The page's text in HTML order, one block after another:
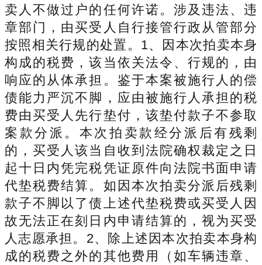
卖人不做过户的任何许诺。涉及违法、违
章部门，由买受人自行接管行政从管部分
按照相关行规的处置。1、因本次拍卖本身
构成的税费，该当依关法令、行规的，由
响应的从体承担。鉴于本案被施行人的偿
债能力严沉不脚，应由被施行人承担的税
费由买受人先行垫付，该垫付款子不参取
案款分派。本次拍卖款经分派后有残剩
的，买受人该当自收到法院确权裁定之日
起十日内凭完税凭证原件向法院书面申请
代垫税费结算。如因本次拍卖分派后残剩
款子不脚以了债上述代垫税费或买受人因
故无法正在刻日内申请结算的，视为买受
人志愿承担。2、除上述因本次拍卖本身构
成的税费之外的其他费用（如车辆违章、